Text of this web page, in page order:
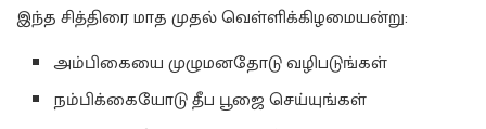
இந்த சித்திரை மாத முதல் வெள்ளிக்கிழமையன்று:
அம்பிகையை முழுமனதோடு வழிபடுங்கள்
நம்பிக்கையோடு தீப பூஜை செய்யுங்கள்